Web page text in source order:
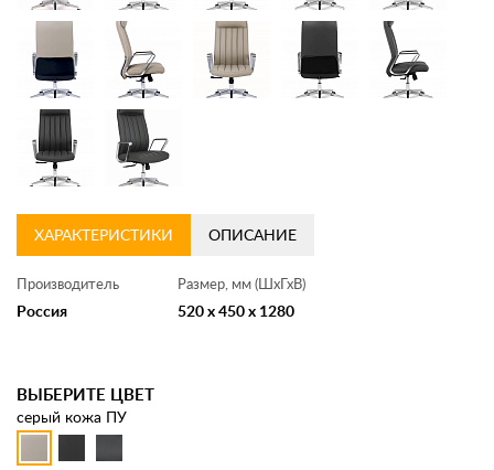
ХАРАКТЕРИСТИКИ ОПИСАНИЕ
Производитель
Россия
Размер, мм (ШхГхВ)
520 x 450 x 1280
ВЫБЕРИТЕ ЦВЕТ
серый кожа ПУ